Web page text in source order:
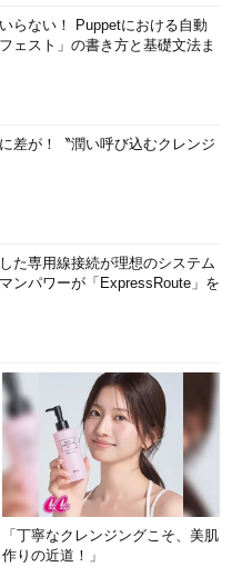
らない！ Puppetにおける自動
ェスト」の書き方と基礎文法ま
差が！〝潤い呼び込むクレンジ
た専用線接続が理想のシステム
パワーが「ExpressRoute」を
「丁寧なクレンジングこそ、美肌
作りの近道！」